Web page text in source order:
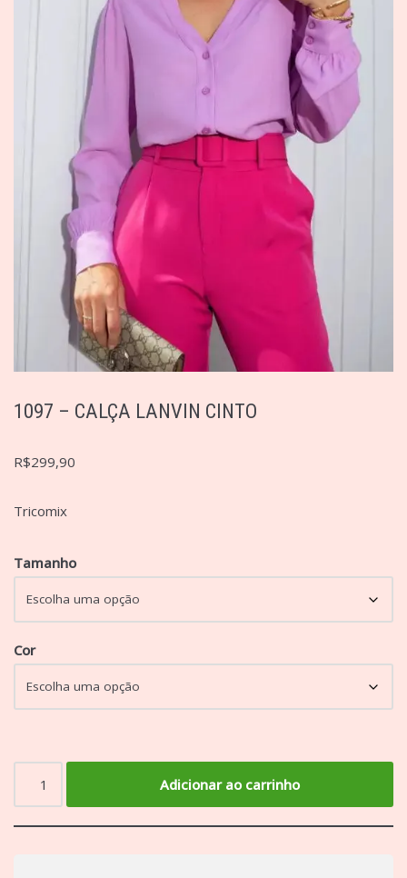
1097 – CALÇA LANVIN CINTO
R$299,90
Tricomix
Tamanho
Cor
Adicionar ao carrinho